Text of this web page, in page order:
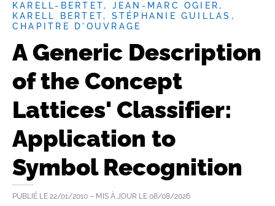
KARELL-BERTET, JEAN-MARC OGIER,
KARELL BERTET, STÉPHANIE GUILLAS,
CHAPITRE D'OUVRAGE
A Generic Description
of the Concept
Lattices' Classifier:
Application to
Symbol Recognition
PUBLIÉ LE 22/01/2010 – MIS À JOUR LE 08/08/2026